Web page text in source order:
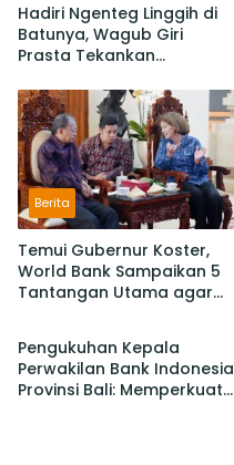
Hadiri Ngenteg Linggih di
Batunya, Wagub Giri
Prasta Tekankan
Royong dan Persatuan
Krama
Berita
Temui Gubernur Koster,
World Bank Sampaikan 5
Tantangan Utama agar
Berita
Pengukuhan Kepala
Perwakilan Bank Indonesia
Provinsi Bali: Memperkuat